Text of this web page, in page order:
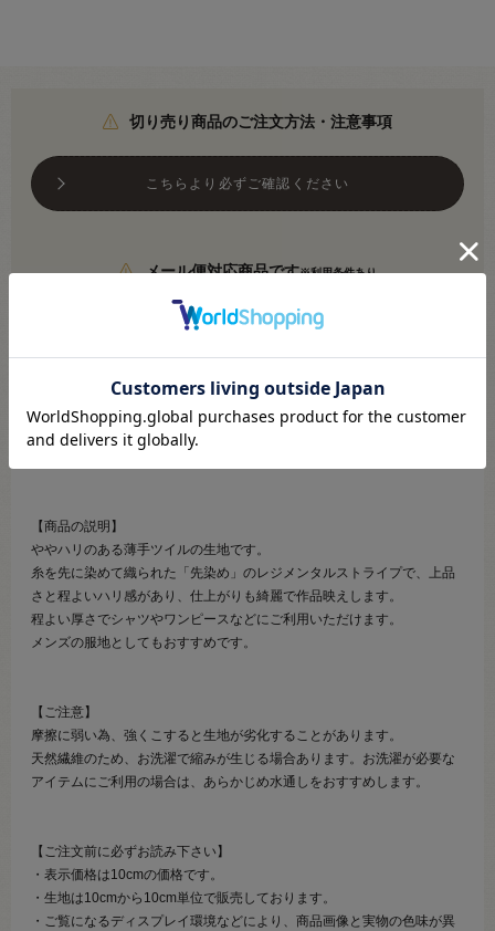
切り売り商品のご注文方法・注意事項
こちらより必ずご確認ください
メール便対応商品です※利用条件あり
こちらより必ずご確認ください
●素材：綿100％
【商品の説明】
ややハリのある薄手ツイルの生地です。
糸を先に染めて織られた「先染め」のレジメンタルストライプで、上品
さと程よいハリ感があり、仕上がりも綺麗で作品映えします。
程よい厚さでシャツやワンピースなどにご利用いただけます。
メンズの服地としてもおすすめです。
【ご注意】
摩擦に弱い為、強くこすると生地が劣化することがあります。
天然繊維のため、お洗濯で縮みが生じる場合あります。お洗濯が必要な
アイテムにご利用の場合は、あらかじめ水通しをおすすめします。
【ご注文前に必ずお読み下さい】
・表示価格は10cmの価格です。
・生地は10cmから10cm単位で販売しております。
・ご覧になるディスプレイ環境などにより、商品画像と実物の色味が異